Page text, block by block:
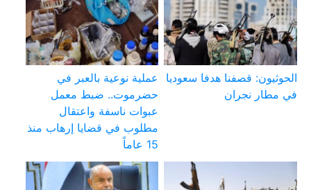
الحوثيون: قصفنا هدفا سعوديا
في مطار نجران
عملية نوعية بالعبر في
حضرموت.. ضبط معمل
عبوات ناسفة واعتقال
مطلوب في قضايا إرهاب منذ
15 عاماً